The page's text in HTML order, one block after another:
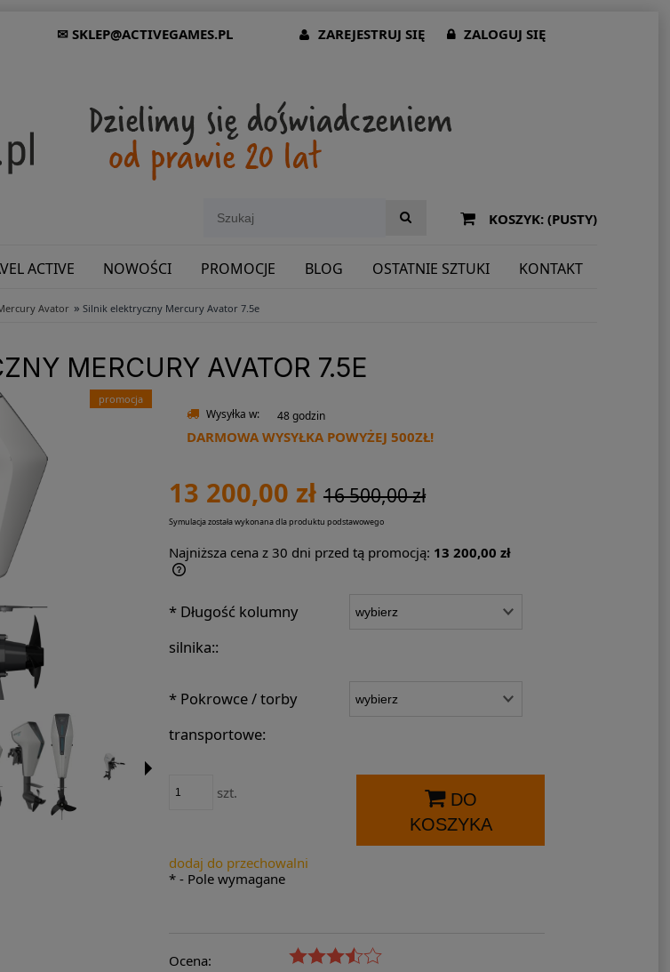
✉ SKLEP@ACTIVEGAMES.PL ZAREJESTRUJ SIĘ ZALOGUJ SIĘ
KOSZYK: (PUSTY)
ACTIVE NOWOŚCI PROMOCJE BLOG OSTATNIE SZTUKI KONTAKT
ODWIEDŹ NAS NA ŚLĄSKU!
Avator » Silnik elektryczny Mercury Avator 7.5e
MERCURY AVATOR 7.5E
promocja
Wysyłka w: 48 godzin
DARMOWA WYSYŁKA POWYŻEJ 500ZŁ!
13 200,00 zł 16 500,00 zł
Symulacja została wykonana dla produktu podstawowego
Najniższa cena z 30 dni przed tą promocją: 13 200,00 zł
jest sprzedawany krócej niż
jest najniższa cena od
kiedy produkt pojawił się w
*Długość kolumny
silnika::
*Pokrowce / torby
transportowe:
szt.
DO
KOSZYKA
dodaj do przechowalni
*- Pole wymagane
Ocena: